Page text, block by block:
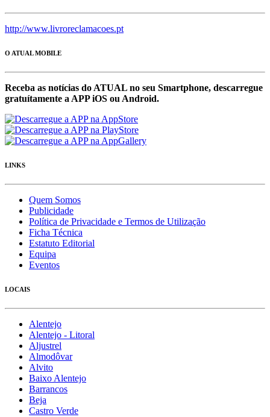
http://www.livroreclamacoes.pt
O ATUAL MOBILE
Receba as notícias do ATUAL no seu Smartphone, descarregue
gratuítamente a APP iOS ou Android.
LINKS
Quem Somos
Publicidade
Política de Privacidade e Termos de Utilização
Ficha Técnica
Estatuto Editorial
Equipa
Eventos
LOCAIS
Alentejo
Alentejo - Litoral
Aljustrel
Almodôvar
Alvito
Baixo Alentejo
Barrancos
Beja
Castro Verde